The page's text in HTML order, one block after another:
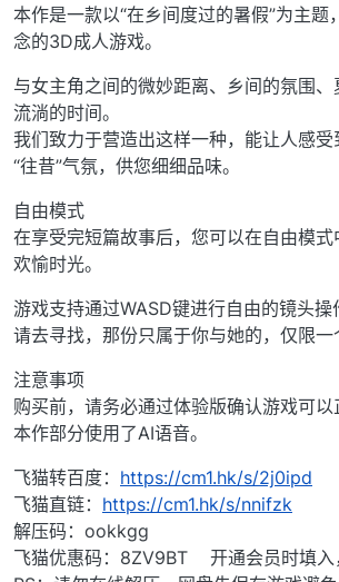
本作是一款以“在乡间度过的暑假”为主题
念的3D成人游戏。
与女主角之间的微妙距离、乡间的氛围
流淌的时间。
我们致力于营造出这样一种，能让人感
“往昔”气氛，供您细细品味。
自由模式
在享受完短篇故事后，您可以在自由模
欢愉时光。
游戏支持通过WASD键进行自由的镜头操
请去寻找，那份只属于你与她的，仅限一
注意事项
购买前，请务必通过体验版确认游戏可以
本作部分使用了AI语音。
飞猫转百度： https://cm1.hk/s/2j0ipd
飞猫直链： https://cm1.hk/s/nnifzk
解压码：ookkgg
飞猫优惠码：8ZV9BT 开通会员时填入